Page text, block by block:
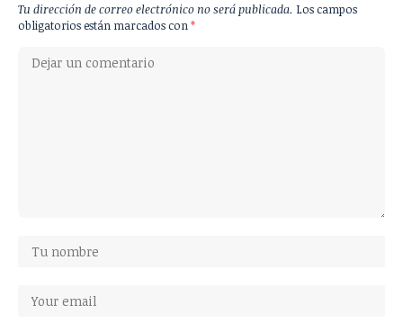
Tu dirección de correo electrónico no será publicada. Los campos
obligatorios están marcados con*